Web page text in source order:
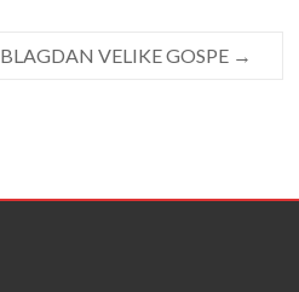
BLAGDAN VELIKE GOSPE →